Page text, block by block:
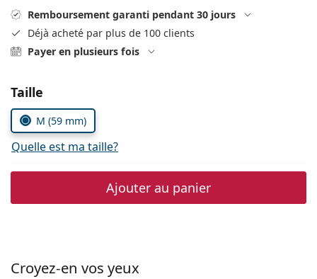
Toutes les marques
Persol
Prada
Remboursement garanti pendant 30 jours
Déjà acheté par plus de 100 clients
Payer en plusieurs fois
Choisissez les paramètres
Taille
M (59 mm)
Quelle est ma taille?
Ajouter au panier
Croyez-en vos yeux